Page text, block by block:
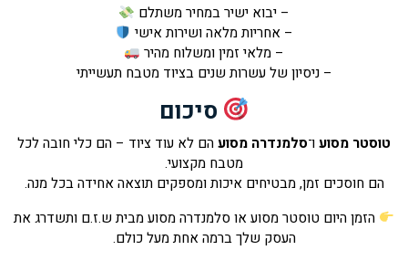
– יבוא ישיר במחיר משתלם
– אחריות מלאה ושירות אישי
– מלאי זמין ומשלוח מהיר
– ניסיון של עשרות שנים בציוד מטבח תעשייתי
סיכום
טוסטר מסועו־סלמנדרה מסועהם לא עוד ציוד – הם כלי חובה לכל
מטבח מקצועי.
הם חוסכים זמן, מבטיחים איכות ומספקים תוצאה אחידה בכל מנה.
הזמן היום טוסטר מסוע או סלמנדרה מסוע מבית ש.ז.ם ותשדרג את
העסק שלך ברמה אחת מעל כולם.